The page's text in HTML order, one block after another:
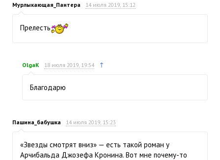
Мурлыкающая_Пантера 14 июля 2019, 15:12
Прелесть
OlgaK 18 июля 2019, 19:54 ↑
Благодарю
Пашина_бабушка 14 июля 2019, 15:23
«Звезды смотрят вниз» — есть такой роман у
Арчибальда Джозефа Кронина. Вот мне почему-то